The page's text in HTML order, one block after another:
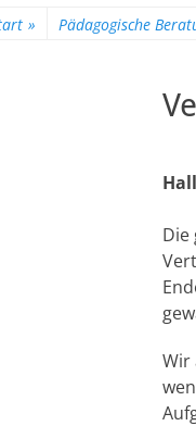
» Pädagogische
Die
Wir